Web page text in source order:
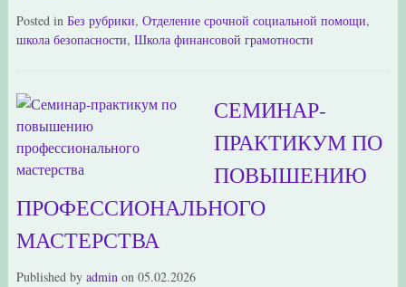
Posted in Без рубрики, Отделение срочной социальной помощи,
школа безопасности, Школа финансовой грамотности
СЕМИНАР-
ПРАКТИКУМ ПО
ПОВЫШЕНИЮ
ПРОФЕССИОНАЛЬНОГО
МАСТЕРСТВА
Published by adminon 05.02.2026